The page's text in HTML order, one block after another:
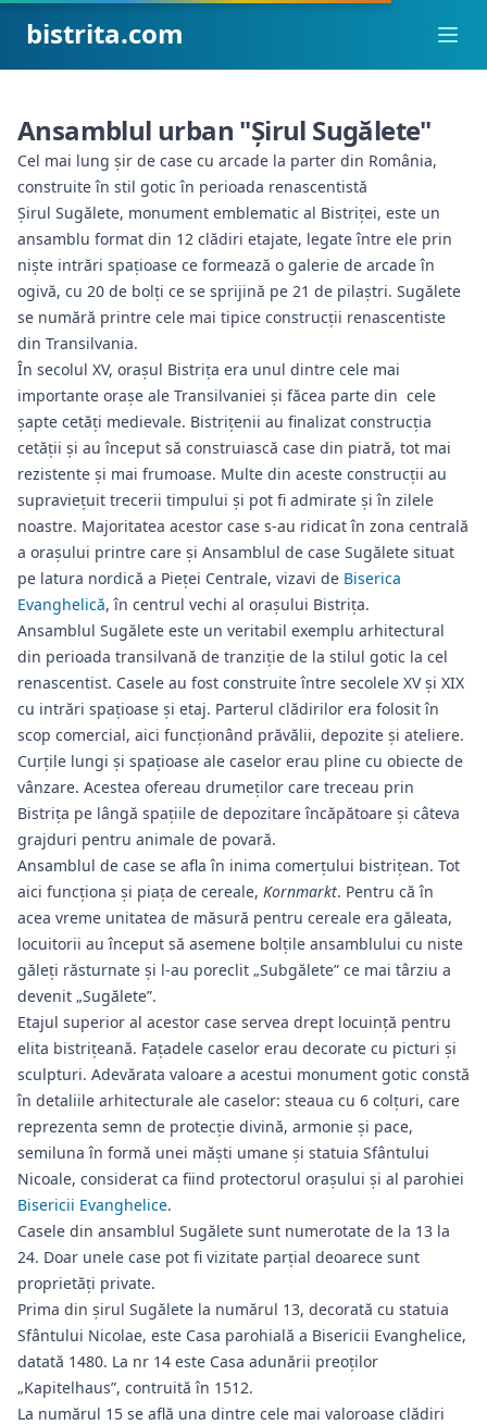
bistrita.com
Ansamblul urban "Şirul Sugălete"
Cel mai lung şir de case cu arcade la parter din România,
construite în stil gotic în perioada renascentistă
Șirul Sugălete, monument emblematic al Bistriței, este un
ansamblu format din 12 clădiri etajate, legate între ele prin
nişte intrări spaţioase ce formează o galerie de arcade în
ogivă, cu 20 de bolţi ce se sprijină pe 21 de pilaştri. Sugălete
se numără printre cele mai tipice construcții renascentiste
din Transilvania.
În secolul XV, orașul Bistrița era unul dintre cele mai
importante orașe ale Transilvaniei și făcea parte din cele
șapte cetăți medievale. Bistrițenii au finalizat construcția
cetății și au început să construiască case din piatră, tot mai
rezistente și mai frumoase. Multe din aceste construcții au
supraviețuit trecerii timpului și pot fi admirate și în zilele
noastre. Majoritatea acestor case s-au ridicat în zona centrală
a orașului printre care și Ansamblul de case Sugălete situat
pe latura nordică a Pieței Centrale, vizavi de Biserica
Evanghelică, în centrul vechi al orașului Bistrița.
Ansamblul Sugălete este un veritabil exemplu arhitectural
din perioada transilvană de tranziție de la stilul gotic la cel
renascentist. Casele au fost construite între secolele XV și XIX
cu intrări spaţioase și etaj. Parterul clădirilor era folosit în
scop comercial, aici funcționând prăvălii, depozite și ateliere.
Curţile lungi şi spaţioase ale caselor erau pline cu obiecte de
vânzare. Acestea ofereau drumeților care treceau prin
Bistrița pe lângă spațiile de depozitare încăpătoare și câteva
grajduri pentru animale de povară.
Ansamblul de case se afla în inima comerțului bistrițean. Tot
aici funcționa și piaţa de cereale, Kornmarkt. Pentru că în
acea vreme unitatea de măsură pentru cereale era găleata,
locuitorii au început să asemene bolțile ansamblului cu niste
găleți răsturnate și l-au poreclit „Subgălete” ce mai târziu a
devenit „Sugălete”.
Etajul superior al acestor case servea drept locuință pentru
elita bistrițeană. Fațadele caselor erau decorate cu picturi și
sculpturi. Adevărata valoare a acestui monument gotic constă
în detaliile arhitecturale ale caselor: steaua cu 6 colțuri, care
reprezenta semn de protecție divină, armonie și pace,
semiluna în formă unei măști umane și statuia Sfântului
Nicoale, considerat ca fiind protectorul orașului și al parohiei
Bisericii Evanghelice.
Casele din ansamblul Sugălete sunt numerotate de la 13 la
24. Doar unele case pot fi vizitate parţial deoarece sunt
proprietăți private.
Prima din șirul Sugălete la numărul 13, decorată cu statuia
Sfântului Nicolae, este Casa parohială a Bisericii Evanghelice,
datată 1480. La nr 14 este Casa adunării preoților
„Kapitelhaus”, contruită în 1512.
La numărul 15 se află una dintre cele mai valoroase clădiri